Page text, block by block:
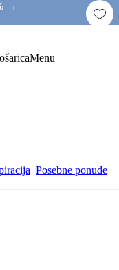
→
Menu
Posebne ponude